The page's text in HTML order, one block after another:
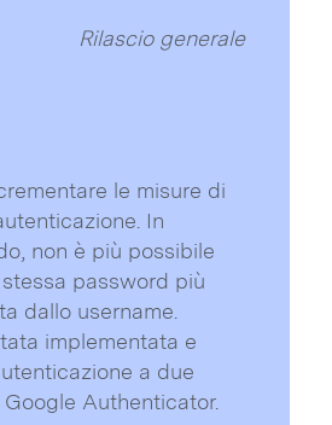
Rilascio generale
le misure di
In
non è più possibile
password più
dallo username.
implementata e
a due
Authenticator.